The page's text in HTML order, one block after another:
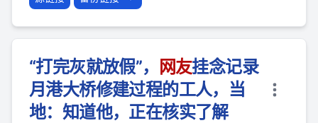
“打完灰就放假”， 网友挂念记录
月港大桥修建过程的工人，当
地：知道他，正在核实了解